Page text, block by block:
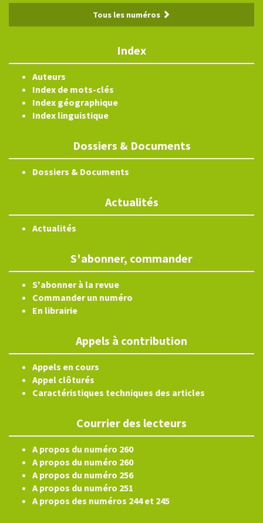
Tous les numéros
Index
Auteurs
Index de mots-clés
Index géographique
Index linguistique
Dossiers & Documents
Dossiers & Documents
Actualités
Actualités
S'abonner, commander
S'abonner à la revue
Commander un numéro
En librairie
Appels à contribution
Appels en cours
Appel clôturés
Caractéristiques techniques des articles
Courrier des lecteurs
A propos du numéro 260
A propos du numéro 260
A propos du numéro 256
A propos du numéro 251
A propos des numéros 244 et 245